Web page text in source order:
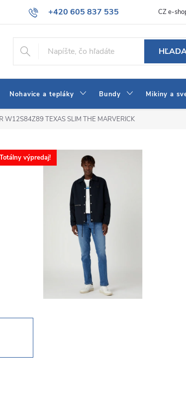
+420 605 837 535
info@jeans-shop.sk
Všeobecné obchodné podmienky Ako vybrať
CZ e-
Nohavice a tepláky Bundy Mikiny a
W12S84Z89 TEXAS SLIM THE MARVERICK
Totálny výpredaj!